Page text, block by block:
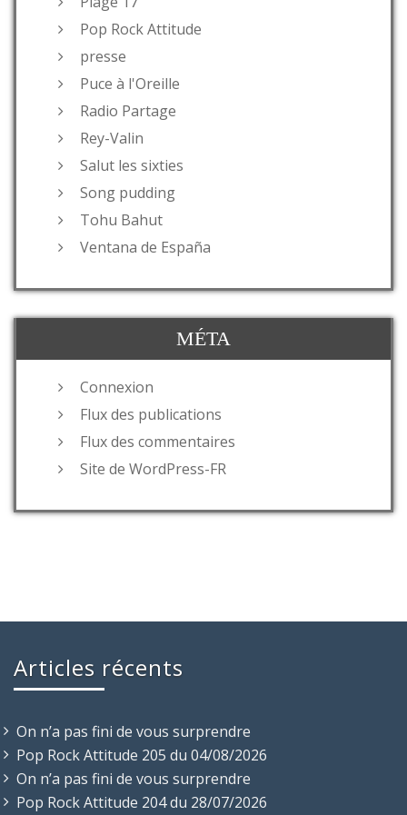
Pop Rock Attitude
presse
Puce à l'Oreille
Radio Partage
Rey-Valin
Salut les sixties
Song pudding
Tohu Bahut
Ventana de España
MÉTA
Connexion
Flux des publications
Flux des commentaires
Site de WordPress-FR
Articles récents
On n’a pas fini de vous surprendre
Pop Rock Attitude 205 du 04/08/2026
On n’a pas fini de vous surprendre
Pop Rock Attitude 204 du 28/07/2026